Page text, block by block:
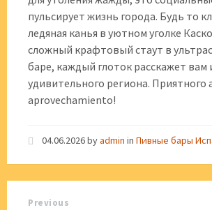
пульсирует жизнь города. Будь то
ледяная канья в уютном уголке
сложный крафтовый стаут в
баре, каждый глоток расскажет вам
удивительного региона. Приятного
aprovechamiento!
04.06.2026byadmin in Пивные бары
Previous